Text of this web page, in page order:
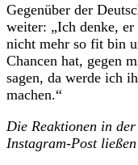
Gegenüber der
weiter: „Ich denke,
nicht mehr so fit bin
Chancen hat, gegen
sagen, da werde ich
machen.“
Die Reaktionen in
Instagram-Post